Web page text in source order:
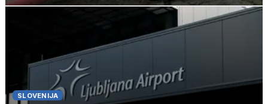
SLOVENIJA